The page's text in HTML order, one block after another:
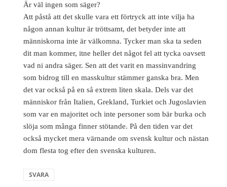
Är väl ingen som säger?
Att påstå att det skulle vara ett förtryck att inte vilja ha
någon annan kultur är tröttsamt, det betyder inte att
människorna inte är välkomna. Tycker man ska ta seden
dit man kommer, itne heller det något fel att tycka oavsett
vad ni andra säger. Sen att det varit en massinvandring
som bidrog till en masskultur stämmer ganska bra. Men
det var också på en så extrem liten skala. Dels var det
människor från Italien, Grekland, Turkiet och Jugoslavien
som var en majoritet och inte personer som bär burka och
slöja som många finner stötande. På den tiden var det
också mycket mera värnande om svensk kultur och nästan
dom flesta tog efter den svenska kulturen.
SVARA